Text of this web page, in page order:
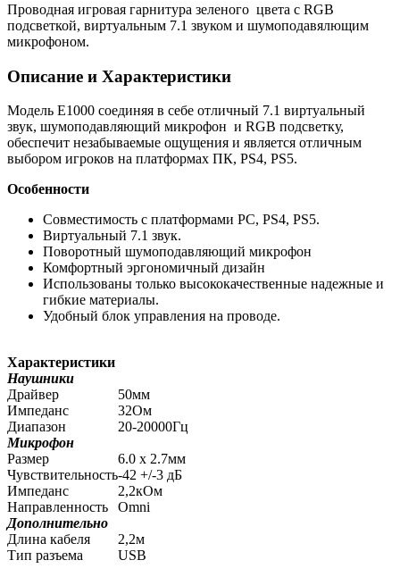
Проводная игровая гарнитура зеленого цвета с RGB
подсветкой, виртуальным 7.1 звуком и шумоподавялющим
микрофоном.
Описание и Характеристики
Модель E1000 соединяя в себе отличный 7.1 виртуальный
звук, шумоподавляющий микрофон и RGB подсветку,
обеспечит незабываемые ощущения и является отличным
выбором игроков на платформах ПК, PS4, PS5.
Особенности
Совместимость с платформами PC, PS4, PS5.
Виртуальный 7.1 звук.
Поворотный шумоподавляющий микрофон
Комфортный эргономичный дизайн
Использованы только высококачественные надежные и
гибкие материалы.
Удобный блок управления на проводе.
Характеристики
Наушники
Драйвер
50мм
Импеданс
32Ом
Диапазон
20-20000Гц
Микрофон
Размер
6.0 х 2.7мм
Чувствительность-42 +/-3 дБ
Импеданс
2,2кОм
Направленность
Omni
Дополнительно
Длина кабеля
2,2м
Тип разъема
USB